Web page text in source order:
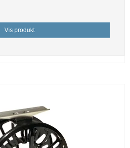
Vis produkt